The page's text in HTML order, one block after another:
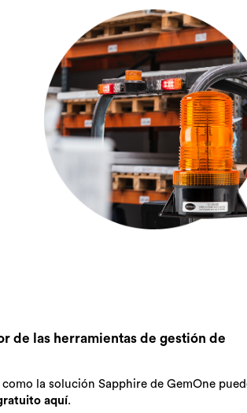
de las herramientas de gestión de
la solución Sapphire de GemOne
aquí.